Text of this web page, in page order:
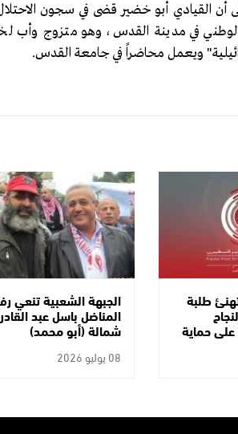
أن القيادي أبو خضير قضى في سجون
في مدينة القدس، وهو متزوج وأب
ويعمل محاضراً في جامعة القدس.
طلبة
حماية
ورفض
سلعة
الجبهة الشعبية تنعي
المناضل باسل عبد
شمالة (أبو محمد)
08 يوليو 2026